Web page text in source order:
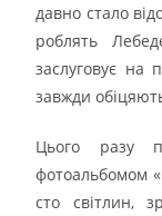
давно стало
роблять
заслуговує на
завжди
Цього разу
фотоальбомом
сто світлин,